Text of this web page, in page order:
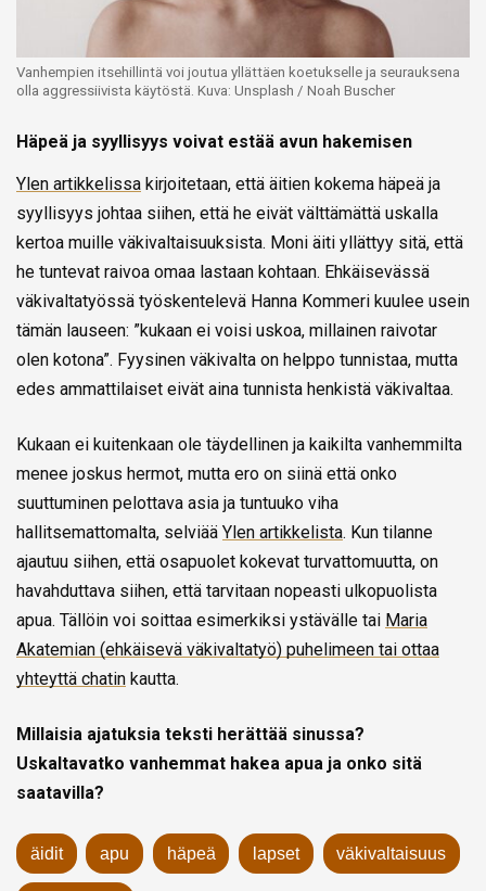
Vanhempien itsehillintä voi joutua yllättäen koetukselle ja seurauksena
olla aggressiivista käytöstä. Kuva: Unsplash / Noah Buscher
Häpeä ja syyllisyys voivat estää avun hakemisen
Ylen artikkelissa kirjoitetaan, että äitien kokema häpeä ja
syyllisyys johtaa siihen, että he eivät välttämättä uskalla
kertoa muille väkivaltaisuuksista. Moni äiti yllättyy sitä, että
he tuntevat raivoa omaa lastaan kohtaan. Ehkäisevässä
väkivaltatyössä työskentelevä Hanna Kommeri kuulee usein
tämän lauseen: ”kukaan ei voisi uskoa, millainen raivotar
olen kotona”. Fyysinen väkivalta on helppo tunnistaa, mutta
edes ammattilaiset eivät aina tunnista henkistä väkivaltaa.
Kukaan ei kuitenkaan ole täydellinen ja kaikilta vanhemmilta
menee joskus hermot, mutta ero on siinä että onko
suuttuminen pelottava asia ja tuntuuko viha
hallitsemattomalta, selviää Ylen artikkelista. Kun tilanne
ajautuu siihen, että osapuolet kokevat turvattomuutta, on
havahduttava siihen, että tarvitaan nopeasti ulkopuolista
apua. Tällöin voi soittaa esimerkiksi ystävälle tai Maria
Akatemian (ehkäisevä väkivaltatyö) puhelimeen tai ottaa
yhteyttä chatin kautta.
Millaisia ajatuksia teksti herättää sinussa?
Uskaltavatko vanhemmat hakea apua ja onko sitä
saatavilla?
äidit apu häpeä lapset väkivaltaisuus